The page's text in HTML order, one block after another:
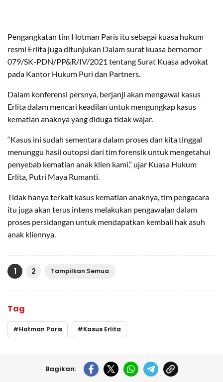
Pengangkatan tim Hotman Paris itu sebagai kuasa hukum
resmi Erlita juga ditunjukan Dalam surat kuasa bernomor
079/SK-PDN/PP&R/IV/2021 tentang Surat Kuasa advokat
pada Kantor Hukum Puri dan Partners.
Dalam konferensi persnya, berjanji akan mengawal kasus
Erlita dalam mencari keadilan untuk mengungkap kasus
kematian anaknya yang diduga tidak wajar.
“Kasus ini sudah sementara dalam proses dan kita tinggal
menunggu hasil outopsi dari tim forensik untuk mengetahui
penyebab kematian anak klien kami,” ujar Kuasa Hukum
Erlita, Putri Maya Rumanti.
Tidak hanya terkait kasus kematian anaknya, tim pengacara
itu juga akan terus intens melakukan pengawalan dalam
proses persidangan untuk mendapatkan kembali hak asuh
anak kliennya.
1 2 Tampilkan Semua
Tag
Hotman Paris Kasus Erlita
Bagikan: